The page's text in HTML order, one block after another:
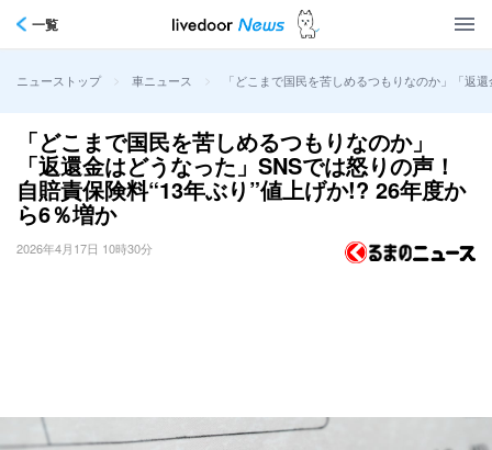
一覧
ニューストップ > 車ニュース > 「どこまで国民を苦しめるつもりなのか」「返
「どこまで国民を苦しめるつもりなのか」
「返還金はどうなった」SNSでは怒りの声！
自賠責保険料“13年ぶり”値上げか!? 26年度か
ら6％増か
2026年4月17日 10時30分